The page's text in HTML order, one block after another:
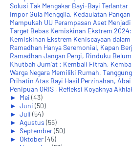
Solusi Tak Mengakar Bayi-Bayi Terlantar
Impor Gula Menggila, Kedaulatan
Mampukah UU Perampasan Aset
Target Bebas Kemiskinan Ekstrem
Kemiskinan Ekstrem Keniscayaan
Ramadhan Hanya Seremonial, Kapan
Ramadhan Jangan Pergi, Rinduku
Khutbah Jum'at : Kembali Fitrah,
Warga Negara Memiliki Rumah,
Prihatin Atas Bayi Hasil Perzinahan, Abai
Penipuan QRIS , Refleksi Koyaknya
► Mei (43)
► Juni (50)
► Juli (54)
► Agustus (55)
► September(50)
► Oktober(45)